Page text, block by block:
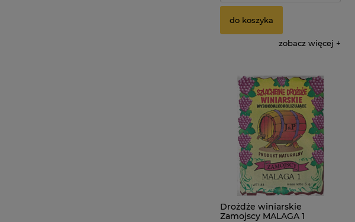
do koszyka
zobacz więcej
Drożdże winiarskie
Zamojscy MALAGA 1